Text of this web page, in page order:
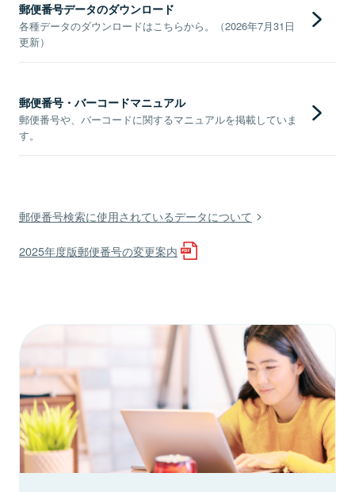
郵便番号データのダウンロード
各種データのダウンロードはこちらから。（2026年7月31日
更新）
郵便番号・バーコードマニュアル
郵便番号や、バーコードに関するマニュアルを掲載していま
す。
郵便番号検索に使用されているデータについて
2025年度版郵便番号の変更案内